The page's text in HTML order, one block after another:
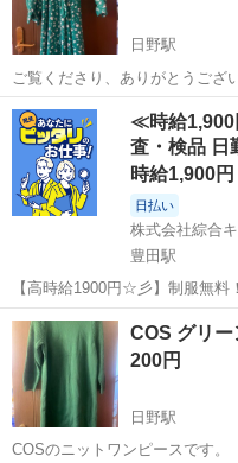
日野駅
ご覧くださり、ありがとうござ
す。 軽めの生地で、これからの季節で活躍できる商品です。 ファスナ
ーはなく、幅広い体型の方に
スとして、私は１度室内で着ま
東京 日野市 日野駅
≪時給1,900
査・検品 日
時給1,900円
日払い
株式会社綜合
豊田駅
【高時給1900円☆彡】制服無
の方もOK！ 電源設備のチェック・メンテナンス ＼精密機械及び産業
用機械験の管理/ ◆電気設備や
験業務 ◆現地での点検...
東京 日野市 豊田駅
COS グリー
200円
日野駅
COSのニットワンピースです。 ２，３回着用した程度で美品になりま